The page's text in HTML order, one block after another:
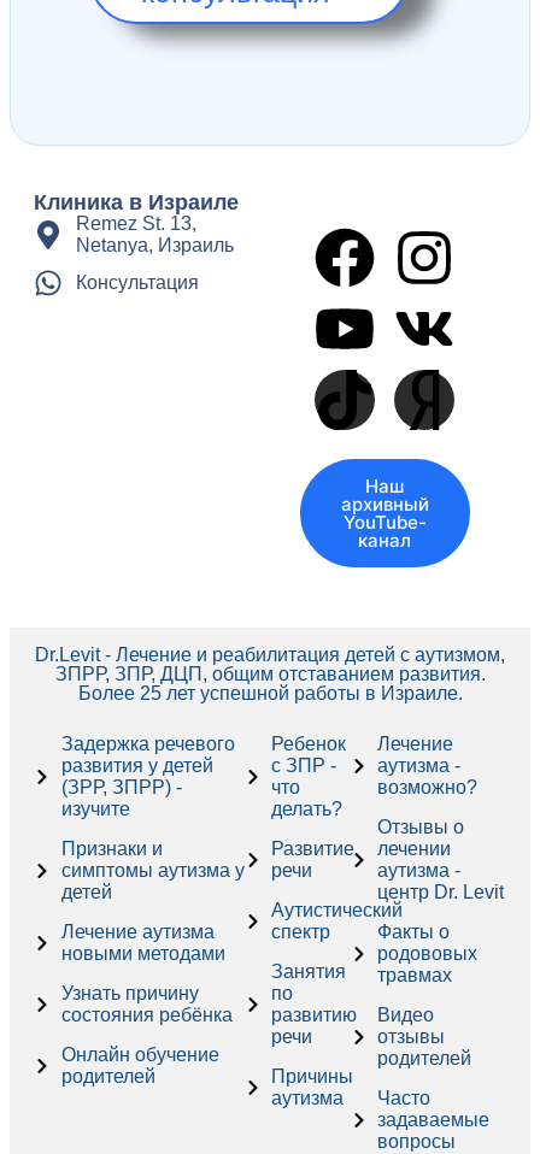
Клиника в Израиле
Remez St. 13,
Netanya, Израиль
Консультация
Наш
архивный
YouTube-
канал
Dr.Levit - Лечение и реабилитация детей с аутизмом,
ЗПРР, ЗПР, ДЦП, общим отставанием развития.
Более 25 лет успешной работы в Израиле.
Задержка речевого
развития у детей
(ЗРР, ЗПРР) -
изучите
Признаки и
симптомы аутизма у
детей
Лечение аутизма
новыми методами
Узнать причину
состояния ребёнка
Онлайн обучение
родителей
Ребенок
с ЗПР -
что
делать?
Развитие
речи
Аутистический
спектр
Занятия
по
развитию
речи
Причины
аутизма
Лечение
аутизма -
возможно?
Отзывы о
лечении
аутизма -
центр Dr. Levit
Факты о
родововых
травмах
Видео
отзывы
родителей
Часто
задаваемые
вопросы